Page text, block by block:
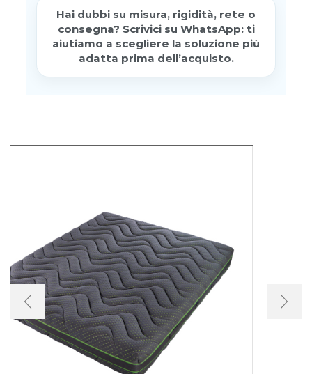
Hai dubbi su misura, rigidità, rete o
consegna? Scrivici su WhatsApp: ti
aiutiamo a scegliere la soluzione più
adatta prima dell’acquisto.